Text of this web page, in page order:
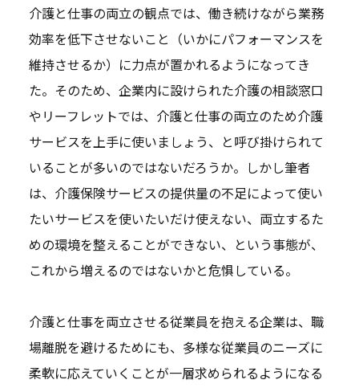
介護と仕事の両立の観点では、働き続けながら業務
効率を低下させないこと（いかにパフォーマンスを
維持させるか）に力点が置かれるようになってき
た。そのため、企業内に設けられた介護の相談窓口
やリーフレットでは、介護と仕事の両立のため介護
サービスを上手に使いましょう、と呼び掛けられて
いることが多いのではないだろうか。しかし筆者
は、介護保険サービスの提供量の不足によって使い
たいサービスを使いたいだけ使えない、両立するた
めの環境を整えることができない、という事態が、
これから増えるのではないかと危惧している。
介護と仕事を両立させる従業員を抱える企業は、職
場離脱を避けるためにも、多様な従業員のニーズに
柔軟に応えていくことが一層求められるようになる